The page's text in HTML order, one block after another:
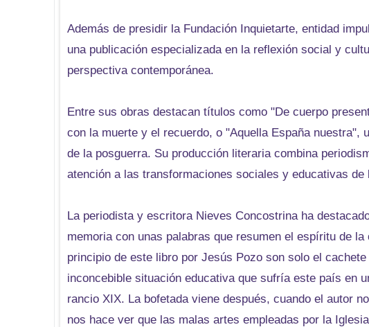
Además de presidir la Fundación Inquietarte, entidad
una publicación especializada en la reflexión social y
perspectiva contemporánea.
Entre sus obras destacan títulos como "De cuerpo
con la muerte y el recuerdo, o "Aquella España nuestra",
de la posguerra. Su producción literaria combina
atención a las transformaciones sociales y educativas de
La periodista y escritora Nieves Concostrina ha
memoria con unas palabras que resumen el espíritu de
principio de este libro por Jesús Pozo son solo el
inconcebible situación educativa que sufría este país en
rancio XIX. La bofetada viene después, cuando el autor
nos hace ver que las malas artes empleadas por la